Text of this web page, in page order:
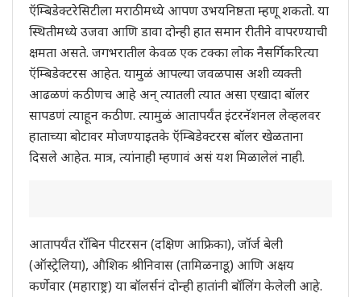
ऍम्बिडेक्टरेसिटीला मराठीमध्ये आपण उभयनिष्ठता म्हणू शकतो. या
स्थितीमध्ये उजवा आणि डावा दोन्ही हात समान रीतीने वापरण्याची
क्षमता असते. जगभरातील केवळ एक टक्का लोक नैसर्गिकरित्या
ऍम्बिडेक्टरस आहेत. यामुळं आपल्या जवळपास अशी व्यक्ती
आढळणं कठीणच आहे अन् त्यातली त्यात असा एखादा बॉलर
सापडणं त्याहून कठीण. त्यामुळं आतापर्यंत इंटरनॅशनल लेव्हलवर
हाताच्या बोटावर मोजण्याइतके ऍम्बिडेक्टरस बॉलर खेळताना
दिसले आहेत. मात्र, त्यांनाही म्हणावं असं यश मिळालेलं नाही.
आतापर्यंत रॉबिन पीटरसन (दक्षिण आफ्रिका), जॉर्ज बेली
(ऑस्ट्रेलिया), औशिक श्रीनिवास (तामिळनाडू) आणि अक्षय
कर्णेवार (महाराष्ट्र) या बॉलर्सनं दोन्ही हातांनी बॉलिंग केलेली आहे.